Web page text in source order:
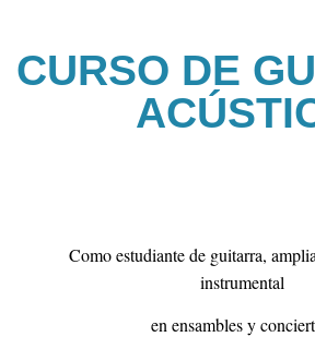
CURSO DE
Como estudiante de guitarra,
instrumental
en ensambles y